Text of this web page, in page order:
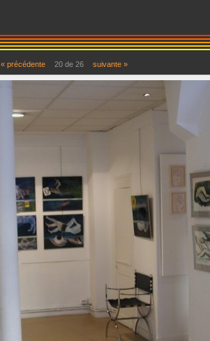
« précédente 20 de 26 suivante »